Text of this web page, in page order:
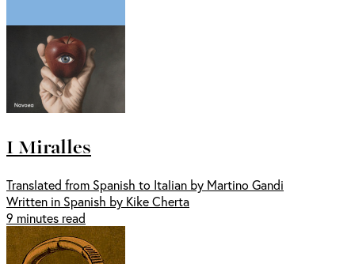
I Miralles
Translated from Spanish to Italian by Martino Gandi
Written in Spanish by Kike Cherta
9 minutes read